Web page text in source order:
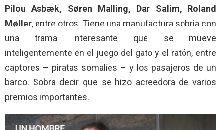
Pilou Asbæk, Søren Malling, Dar Salim, Roland
Møller, entre otros. Tiene una manufactura sobria con
una trama interesante que se mueve
inteligentemente en el juego del gato y el ratón, entre
captores – piratas somalíes – y los pasajeros de un
barco. Sobra decir que se hizo acreedora de varios
premios importantes.